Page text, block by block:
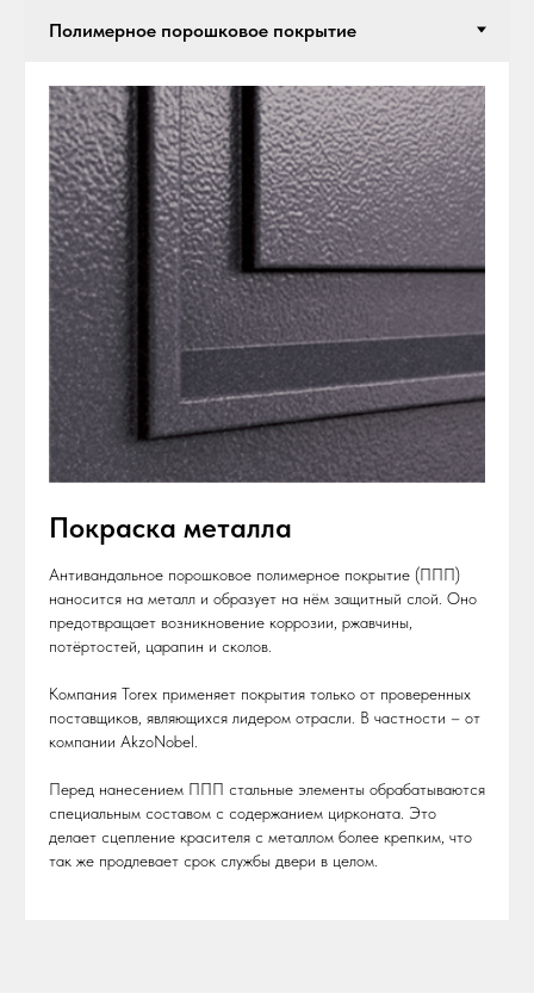
Покраска металла
Антивандальное порошковое полимерное покрытие (ППП)
наносится на металл и образует на нём защитный слой. Оно
предотвращает возникновение коррозии, ржавчины,
потёртостей, царапин и сколов.
Компания Torex применяет покрытия только от проверенных
поставщиков, являющихcя лидером отрасли. В частности – от
компании AkzoNobel.
Перед нанесением ППП стальные элементы обрабатываются
специальным составом с содержанием цирконата. Это
делает сцепление красителя с металлом более крепким, что
так же продлевает срок службы двери в целом.